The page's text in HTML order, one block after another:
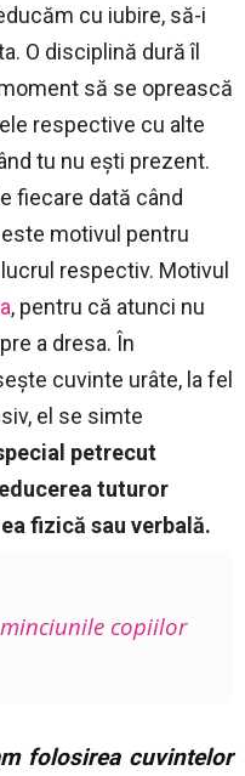
cu iubire, să-i
O disciplină dură îl
să se oprească
respective cu alte
tu nu ești prezent.
fiecare dată când
motivul pentru
respectiv. Motivul
, pentru că atunci nu
a dresa. În
cuvinte urâte, la fel
el se simte
petrecut
tuturor
fizică sau verbală.
copiilor
folosirea cuvintelor